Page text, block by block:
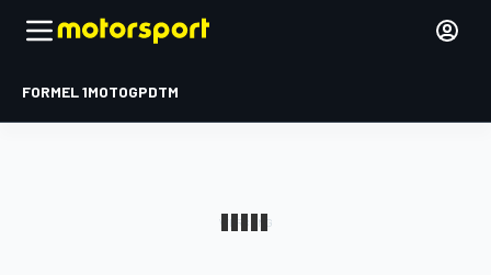
FORMEL 1MOTOGPDTM